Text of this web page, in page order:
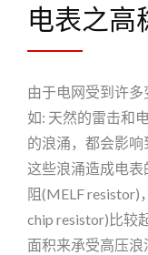
电表之高
由于电网受到许
如: 天然的雷击和
的浪涌，都会影
这些浪涌造成电
阻(MELF resistor)
chip resistor)比较
面积来承受高压浪